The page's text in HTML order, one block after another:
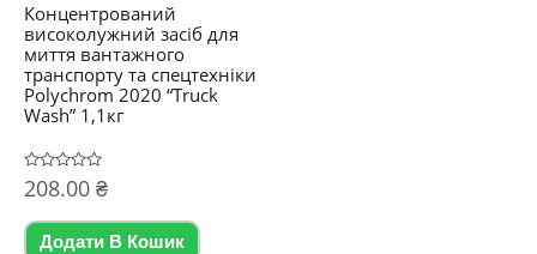
Концентрований
високолужний засіб для
миття вантажного
транспорту та спецтехніки
Polychrom 2020 “Truck
Wash” 1,1кг
Оцінено
в
з
208.00 ₴
Додати В Кошик